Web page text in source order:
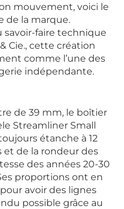
mouvement, voici le
de la marque.
savoir-faire technique
Cie., cette création
comme l’une des
indépendante.
de 39 mm, le boîtier
Streamliner Small
étanche à 12
et de la rondeur des
des années 20-30
proportions ont en
avoir des lignes
possible grâce au